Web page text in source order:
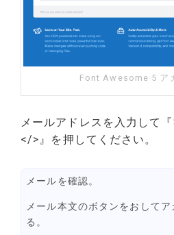
Font Awesome 5 ア
メールアドレスを入力して
</>』を押してください。
メールを確認。
メール本文のボタンをおして
る。